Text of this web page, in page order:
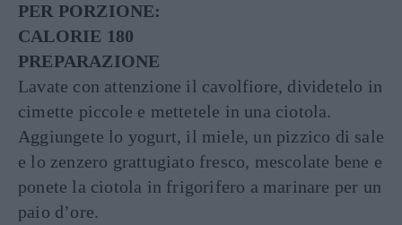
PER PORZIONE:
CALORIE 180
PREPARAZIONE
Lavate con attenzione il cavolfiore, dividetelo in
cimette piccole e mettetele in una ciotola.
Aggiungete lo yogurt, il miele, un pizzico di sale
e lo zenzero grattugiato fresco, mescolate bene e
ponete la ciotola in frigorifero a marinare per un
paio d’ore.